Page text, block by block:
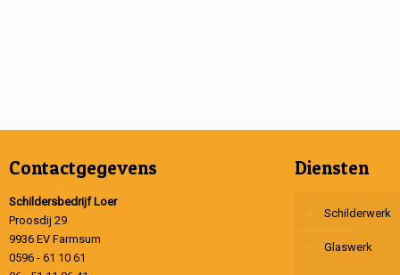
Contactgegevens
Schildersbedrijf Loer
Proosdij 29
9936 EV Farmsum
0596 - 61 10 61
Diensten
Schilderwerk
Glaswerk